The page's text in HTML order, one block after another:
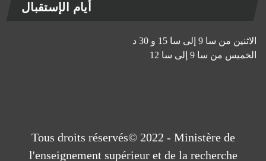
أيام الإستقبال
الاثنين من سا 9 إلى سا 15 و 30 د
الخميس من سا 9 إلى سا 12
Tous droits réservés© 2022 - Ministère de
l'enseignement supérieur et de la recherche